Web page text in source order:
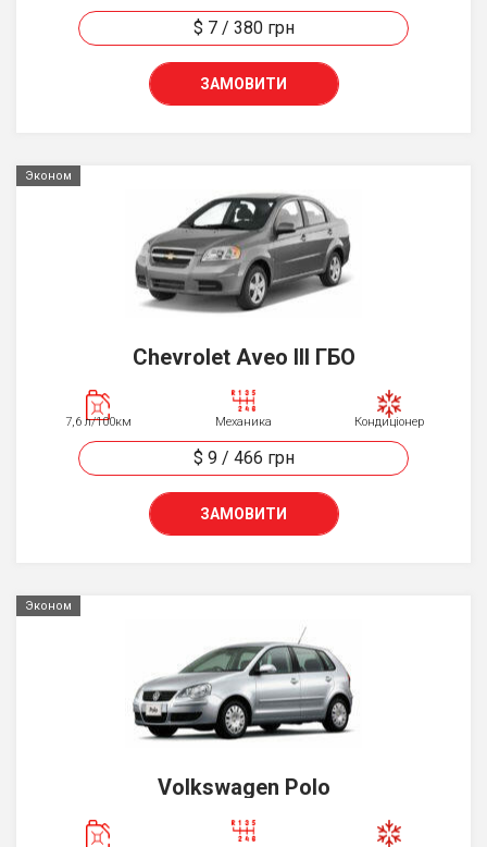
$ 7/ 380 грн
ЗАМОВИТИ
Эконом
Chevrolet Aveo III ГБО
7,6 л/100км Механика Кондиціонер
$ 9/ 466 грн
ЗАМОВИТИ
Эконом
Volkswagen Polo